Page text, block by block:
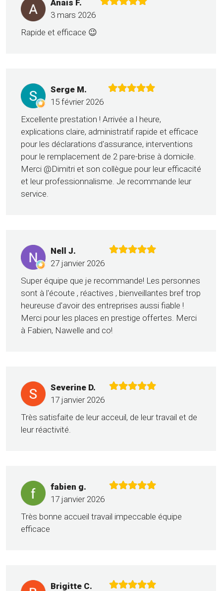
Anais F.
3 mars 2026
Rapide et efficace 😉
Serge M.
15 février 2026
Excellente prestation ! Arrivée a l heure,
explications claire, administratif rapide et efficace
pour les déclarations d'assurance, interventions
pour le remplacement de 2 pare-brise à domicile.
Merci @Dimitri et son collègue pour leur efficacité
et leur professionnalisme. Je recommande leur
service.
Nell J.
27 janvier 2026
Super équipe que je recommande! Les personnes
sont à l'écoute , réactives , bienveillantes bref trop
heureuse d'avoir des entreprises aussi fiable !
Merci pour les places en prestige offertes. Merci
à Fabien, Nawelle and co!
Severine D.
17 janvier 2026
Très satisfaite de leur acceuil, de leur travail et de
leur réactivité.
fabien g.
17 janvier 2026
Très bonne accueil travail impeccable équipe
efficace
Brigitte C.